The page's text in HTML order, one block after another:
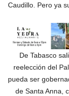
Caudillo. Pero ya
De Tabasco
reelección del
pueda ser
de Santa Anna,